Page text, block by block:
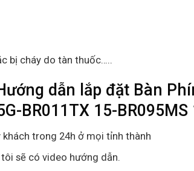
bị cháy do tàn thuốc…..
dẫn lắp đặt Bàn
BR011TX 15-BR095MS
trong 24h ở mọi tỉnh thành
sẽ có video hướng dẫn.